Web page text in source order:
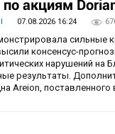
акциям
07.08.2026 16:24
сильные
консенсус-
нарушений на
результаты.
Areion, поставленного